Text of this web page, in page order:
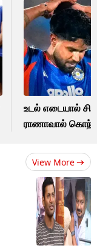
உடல் எடையால்
ராணாவால்
View More